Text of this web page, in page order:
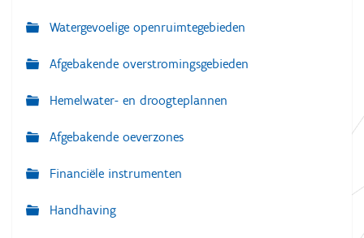
Watergevoelige openruimtegebieden
Afgebakende overstromingsgebieden
Hemelwater- en droogteplannen
Afgebakende oeverzones
Financiële instrumenten
Handhaving